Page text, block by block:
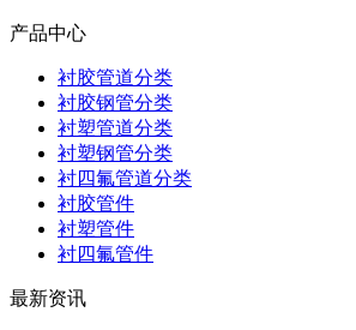
产品中心
衬胶管道分类
衬胶钢管分类
衬塑管道分类
衬塑钢管分类
衬四氟管道分类
衬胶管件
衬塑管件
衬四氟管件
最新资讯